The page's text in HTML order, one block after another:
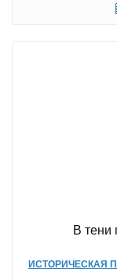
В тени
ИСТОРИЧЕСКАЯ